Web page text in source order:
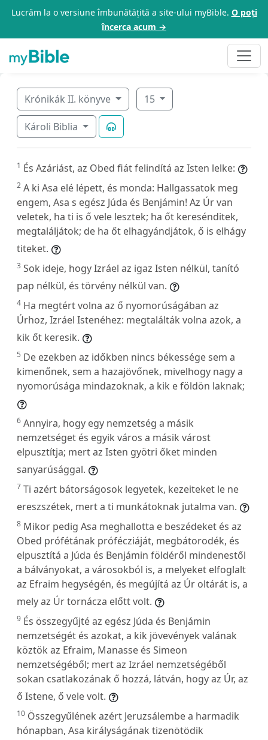
Lucrăm la o versiune îmbunătățită a site-ului myBible. O poți
încerca acum →
Krónikák II. könyve 15
Károli Biblia
1 És Azáriást, az Obed fiát felindítá az Isten lelke:
2 A ki Asa elé lépett, és monda: Hallgassatok meg
engem, Asa s egész Júda és Benjámin! Az Úr van
veletek, ha ti is ő vele lesztek; ha őt keresénditek,
megtaláljátok; de ha őt elhagyándjátok, ő is elhágy
titeket.
3 Sok ideje, hogy Izráel az igaz Isten nélkül, tanító
pap nélkül, és törvény nélkül van.
4 Ha megtért volna az ő nyomorúságában az
Úrhoz, Izráel Istenéhez: megtalálták volna azok, a
kik őt keresik.
5 De ezekben az időkben nincs békessége sem a
kimenőnek, sem a hazajövőnek, mivelhogy nagy a
nyomorúsága mindazoknak, a kik e földön laknak;
6 Annyira, hogy egy nemzetség a másik
nemzetséget és egyik város a másik várost
elpusztítja; mert az Isten gyötri őket minden
sanyarúsággal.
7 Ti azért bátorságosok legyetek, kezeiteket le ne
ereszszétek, mert a ti munkátoknak jutalma van.
8 Mikor pedig Asa meghallotta e beszédeket és az
Obed prófétának prófécziáját, megbátorodék, és
elpusztítá a Júda és Benjámin földéről mindenestől
a bálványokat, a városokból is, a melyeket elfoglalt
az Efraim hegységén, és megújítá az Úr oltárát is, a
mely az Úr tornácza előtt volt.
9 És összegyűjté az egész Júda és Benjámin
nemzetségét és azokat, a kik jövevények valának
köztök az Efraim, Manasse és Simeon
nemzetségéből; mert az Izráel nemzetségéből
sokan csatlakozának ő hozzá, látván, hogy az Úr, az
ő Istene, ő vele volt.
10 Összegyűlének azért Jeruzsálembe a harmadik
hónapban, Asa királyságának tizenötödik